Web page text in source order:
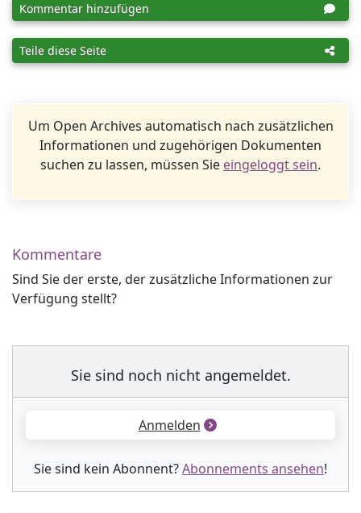
Kommentar hinzufügen
Teile diese Seite
Um Open Archives automatisch nach zusätzlichen
Informationen und zugehörigen Dokumenten
suchen zu lassen, müssen Sie eingeloggt sein.
Kommentare
Sind Sie der erste, der zusätzliche Informationen zur
Verfügung stellt?
Sie sind noch nicht angemeldet.
Anmelden
Sie sind kein Abonnent?Abonnements ansehen!